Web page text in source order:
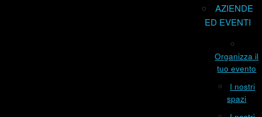
AZIENDE
ED EVENTI
Organizza il
tuo evento
I nostri
spazi